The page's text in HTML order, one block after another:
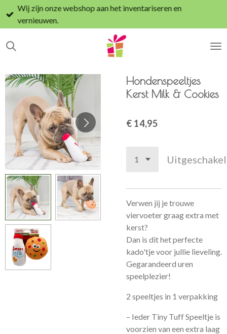
Ga
direct
de
Wij zijn onze webshop aan het inventariseren en
vernieuwen.
Hondenspeeltjes
Kerst Milk & Cookies
€ 14,95
Verwen jij je trouwe
viervoeter graag extra met
kerst?
Dan is dit het perfecte
kado'tje voor jullie lieveling.
Gegarandeerd uren
speelplezier!
2 speeltjes in 1 verpakking
– Ieder Tiny Tuff Speeltje is
voorzien van een extra laag